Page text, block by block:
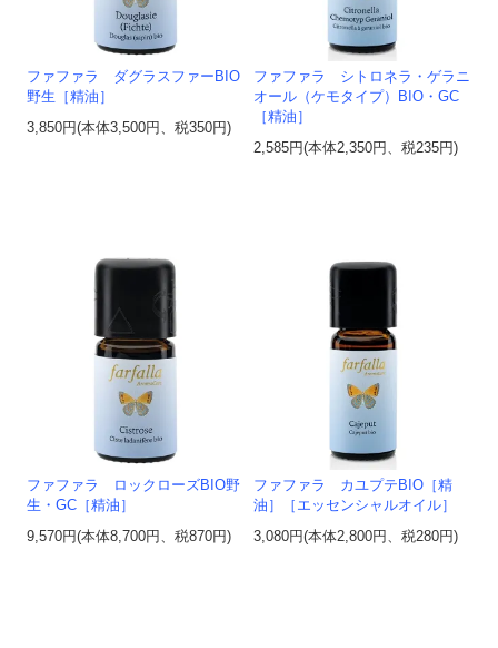
ファファラ ダグラスファーBIO
野生［精油］
3,850円(本体3,500円、税350円)
ファファラ シトロネラ・ゲラニ
オール（ケモタイプ）BIO・GC
［精油］
2,585円(本体2,350円、税235円)
ファファラ ロックローズBIO野
生・GC［精油］
9,570円(本体8,700円、税870円)
ファファラ カユプテBIO［精
油］［エッセンシャルオイル］
3,080円(本体2,800円、税280円)